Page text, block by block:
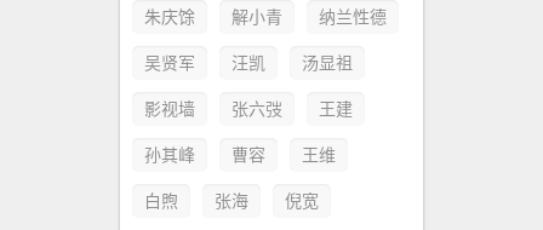
朱庆馀
解小青 纳兰性德
吴贤军 汪凯 汤显祖
影视墙 张六弢 王建
孙其峰 曹容 王维
白煦 张海 倪宽